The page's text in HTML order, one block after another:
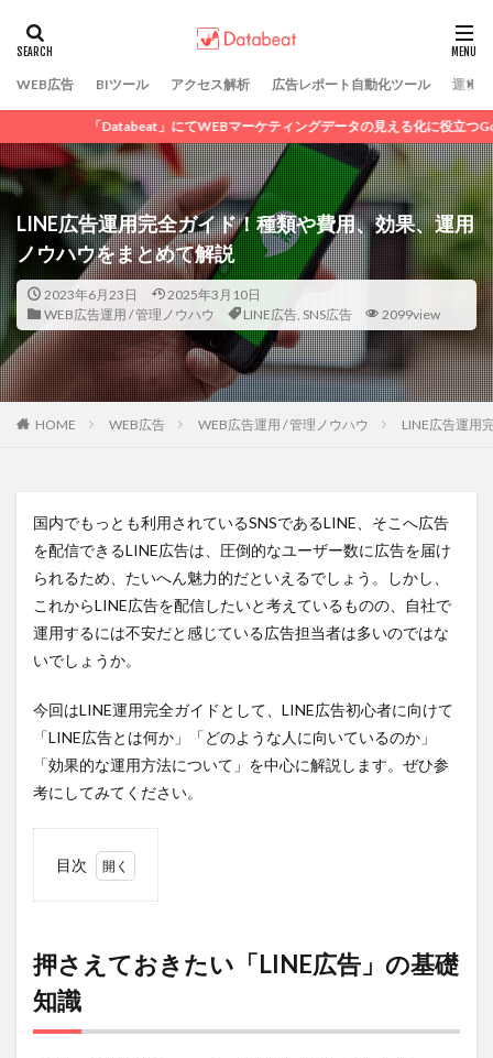
WEB広告 BIツール アクセス解析 広告レポート自動化ツール 運営
」にてWEBマーケティングデータの見える化に役立つGoogleデータポータルの
LINE広告運用完全ガイド！種類や費用、効果、運用
ノウハウをまとめて解説
2023年6月23日
2025年3月10日
WEB広告運用 / 管理ノウハウ
LINE広告, SNS広告 2099view
HOME WEB広告 WEB広告運用 / 管理ノウハウ LINE広告運用
国内でもっとも利用されているSNSであるLINE、そこへ広告
を配信できるLINE広告は、圧倒的なユーザー数に広告を届け
られるため、たいへん魅力的だといえるでしょう。しかし、
これからLINE広告を配信したいと考えているものの、自社で
運用するには不安だと感じている広告担当者は多いのではな
いでしょうか。
今回はLINE運用完全ガイドとして、LINE広告初心者に向けて
「LINE広告とは何か」「どのような人に向いているのか」
「効果的な運用方法について」を中心に解説します。ぜひ参
考にしてみてください。
目次
たい
「LINE
広告」
の基礎
知識
押さえておきたい「LINE広告」の基礎
知識
カテゴリー
DSP広告 GDN LINE広告
SNS広告
アフィリエイト広告
ディスプレイ広告
リスティング広告
動画広告
広告運用代行
純広告
Criteo
検索